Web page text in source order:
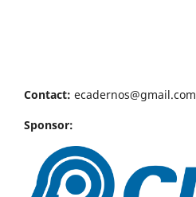
Contact: ecadernos@gmail.com
Sponsor: